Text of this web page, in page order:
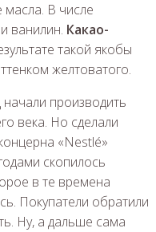
масла. В числе
ванилин. Какао-
такой якобы
желтоватого.
производить
века. Но сделали
«Nestlé»
скопилось
в те времена
Покупатели обратили
Ну, а дальше сама